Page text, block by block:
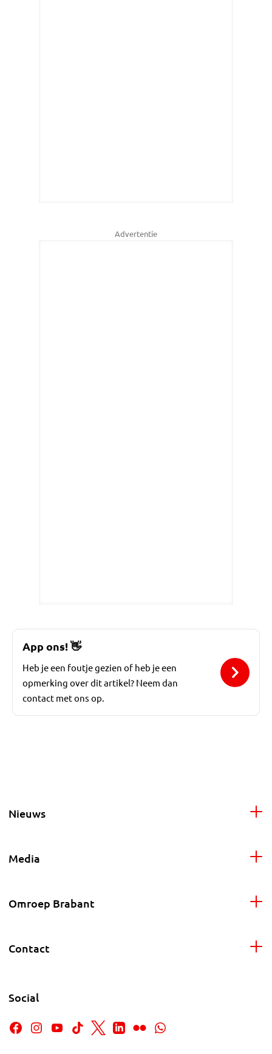
Advertentie
App ons!👋
Heb je een foutje gezien of heb je een
opmerking over dit artikel? Neem dan
contact met ons op.
Nieuws
Media
Omroep Brabant
Contact
Social